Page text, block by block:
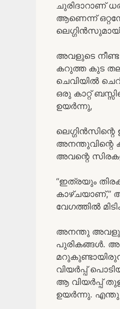
ചുരിദാറാണ്
ആണെന്ന്
അവളുടെ നീണ്ട
കറുത്ത കുട
ചെവിയിൽ
ഒരു കാറ്റ്
ഉയർന്നു,
അനന്തുവിന്റെ
അവന്റെ
“ഇത്രയും
കാഴ്ചയാണ്,”
വേഗത്തിൽ
അനന്തു
പുരികങ്ങൾ.
വിയർപ്പ്
ആ വിയർപ്പ്
ഉയർന്നു. എന്തു